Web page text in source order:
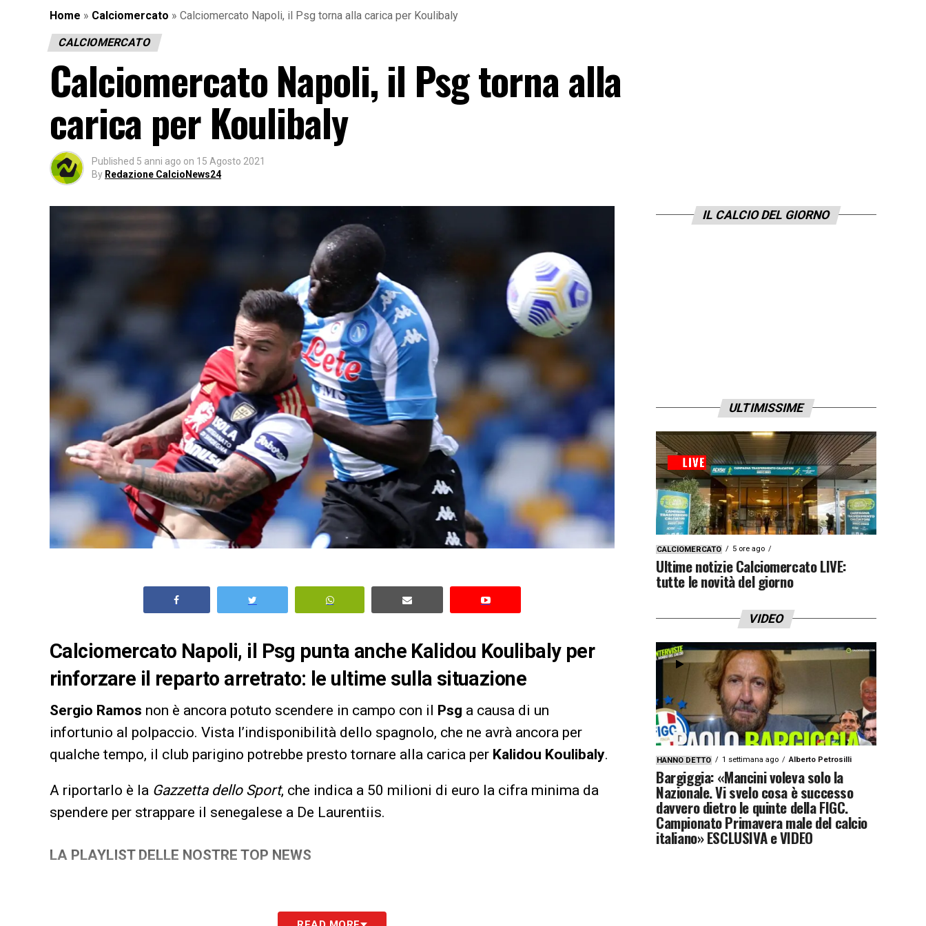
Home » Calciomercato » Calciomercato Napoli, il Psg torna alla carica per Koulibaly
CALCIOMERCATO
Calciomercato Napoli, il Psg torna alla
carica per Koulibaly
Published 5 anni ago on 15 Agosto 2021
By Redazione CalcioNews24
Calciomercato Napoli, il Psg punta anche Kalidou Koulibaly per
rinforzare il reparto arretrato: le ultime sulla situazione
Sergio Ramos non è ancora potuto scendere in campo con il Psg a causa di un
infortunio al polpaccio. Vista l’indisponibilità dello spagnolo, che ne avrà ancora per
qualche tempo, il club parigino potrebbe presto tornare alla carica per Kalidou Koulibaly.
A riportarlo è la Gazzetta dello Sport, che indica a 50 milioni di euro la cifra minima da
spendere per strappare il senegalese a De Laurentiis.
LA PLAYLIST DELLE NOSTRE TOP NEWS
IL CALCIO DEL GIORNO
ULTIMISSIME
CALCIOMERCATO 5 ore ago
Ultime notizie Calciomercato LIVE:
tutte le novità del giorno
VIDEO
HANNO DETTO 1 settimana ago Alberto Petrosilli
Bargiggia: «Mancini voleva solo la
Nazionale. Vi svelo cosa è successo
davvero dietro le quinte della FIGC.
Campionato Primavera male del calcio
italiano» ESCLUSIVA e VIDEO